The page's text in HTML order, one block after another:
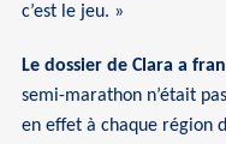
c’est le jeu. »
Le dossier de Clara a
semi-marathon n’était
en effet à chaque région